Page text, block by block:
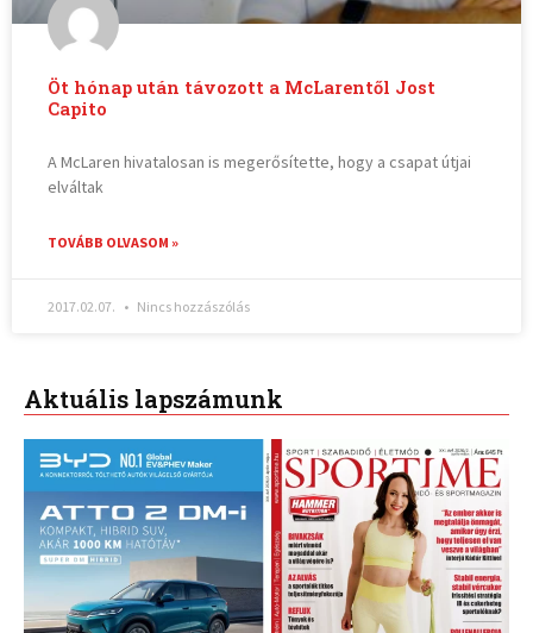
Öt hónap után távozott a McLarentől Jost
Capito
A McLaren hivatalosan is megerősítette, hogy a csapat útjai
elváltak
TOVÁBB OLVASOM »
2017.02.07. Nincs hozzászólás
Aktuális lapszámunk